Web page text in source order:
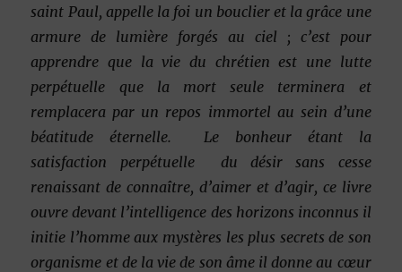
saint Paul, appelle la foi un bouclier et la grâce une
armure de lumière forgés au ciel ; c’est pour
apprendre que la vie du chrétien est une lutte
perpétuelle que la mort seule terminera et
remplacera par un repos immortel au sein d’une
béatitude éternelle. Le bonheur étant la
satisfaction perpétuelle du désir sans cesse
renaissant de connaître, d’aimer et d’agir, ce livre
ouvre devant l’intelligence des horizons inconnus il
initie l’homme aux mystères les plus secrets de son
organisme et de la vie de son âme il donne au cœur